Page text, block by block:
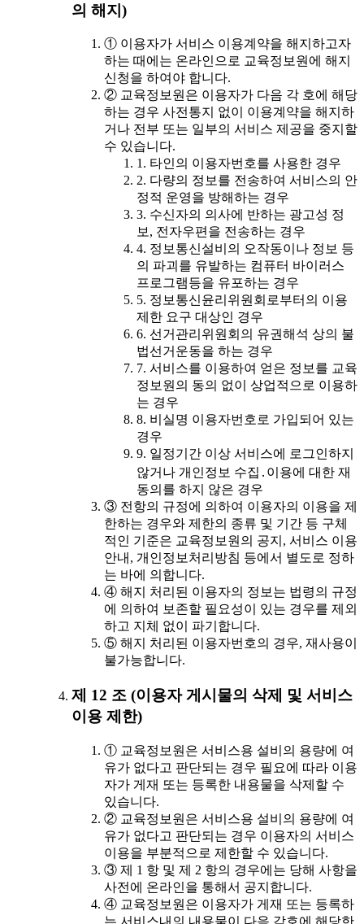
의 해지)
① 이용자가 서비스 이용계약을 해지하고자
하는 때에는 온라인으로 교육정보원에 해지
신청을 하여야 합니다.
② 교육정보원은 이용자가 다음 각 호에 해당
하는 경우 사전통지 없이 이용계약을 해지하
거나 전부 또는 일부의 서비스 제공을 중지할
수 있습니다.
1. 타인의 이용자번호를 사용한 경우
2. 다량의 정보를 전송하여 서비스의 안
정적 운영을 방해하는 경우
3. 수신자의 의사에 반하는 광고성 정
보, 전자우편을 전송하는 경우
4. 정보통신설비의 오작동이나 정보 등
의 파괴를 유발하는 컴퓨터 바이러스
프로그램등을 유포하는 경우
5. 정보통신윤리위원회로부터의 이용
제한 요구 대상인 경우
6. 선거관리위원회의 유권해석 상의 불
법선거운동을 하는 경우
7. 서비스를 이용하여 얻은 정보를 교육
정보원의 동의 없이 상업적으로 이용하
는 경우
8. 비실명 이용자번호로 가입되어 있는
경우
9. 일정기간 이상 서비스에 로그인하지
않거나 개인정보 수집․이용에 대한 재
동의를 하지 않은 경우
③ 전항의 규정에 의하여 이용자의 이용을 제
한하는 경우와 제한의 종류 및 기간 등 구체
적인 기준은 교육정보원의 공지, 서비스 이용
안내, 개인정보처리방침 등에서 별도로 정하
는 바에 의합니다.
④ 해지 처리된 이용자의 정보는 법령의 규정
에 의하여 보존할 필요성이 있는 경우를 제외
하고 지체 없이 파기합니다.
⑤ 해지 처리된 이용자번호의 경우, 재사용이
불가능합니다.
제 12 조 (이용자 게시물의 삭제 및 서비스
이용 제한)
① 교육정보원은 서비스용 설비의 용량에 여
유가 없다고 판단되는 경우 필요에 따라 이용
자가 게재 또는 등록한 내용물을 삭제할 수
있습니다.
② 교육정보원은 서비스용 설비의 용량에 여
유가 없다고 판단되는 경우 이용자의 서비스
이용을 부분적으로 제한할 수 있습니다.
③ 제 1 항 및 제 2 항의 경우에는 당해 사항을
사전에 온라인을 통해서 공지합니다.
④ 교육정보원은 이용자가 게재 또는 등록하
는 서비스내의 내용물이 다음 각호에 해당한